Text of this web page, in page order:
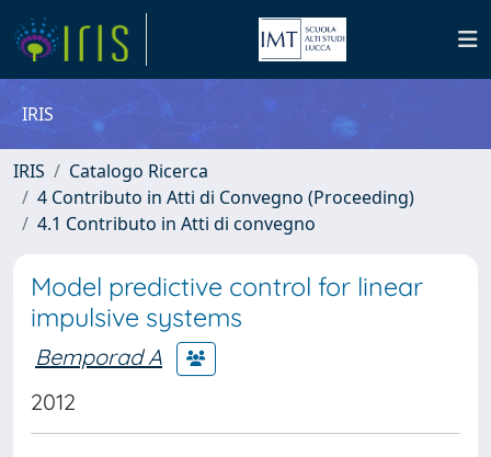
IRIS
IRIS
Catalogo Ricerca
4 Contributo in Atti di Convegno (Proceeding)
4.1 Contributo in Atti di convegno
Model predictive control for linear
impulsive systems
Bemporad A
2012